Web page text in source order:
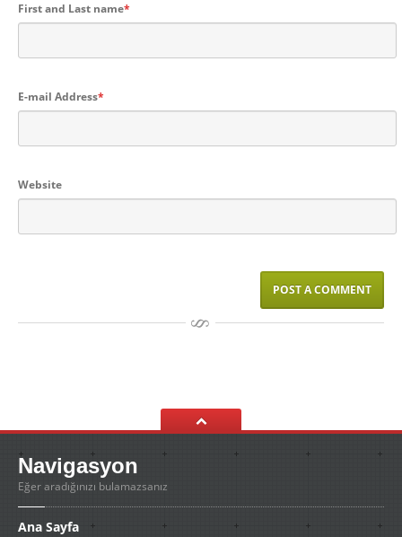
First and Last name*
E-mail Address*
Website
Navigasyon
Eğer aradığınızı bulamazsanız
Ana Sayfa